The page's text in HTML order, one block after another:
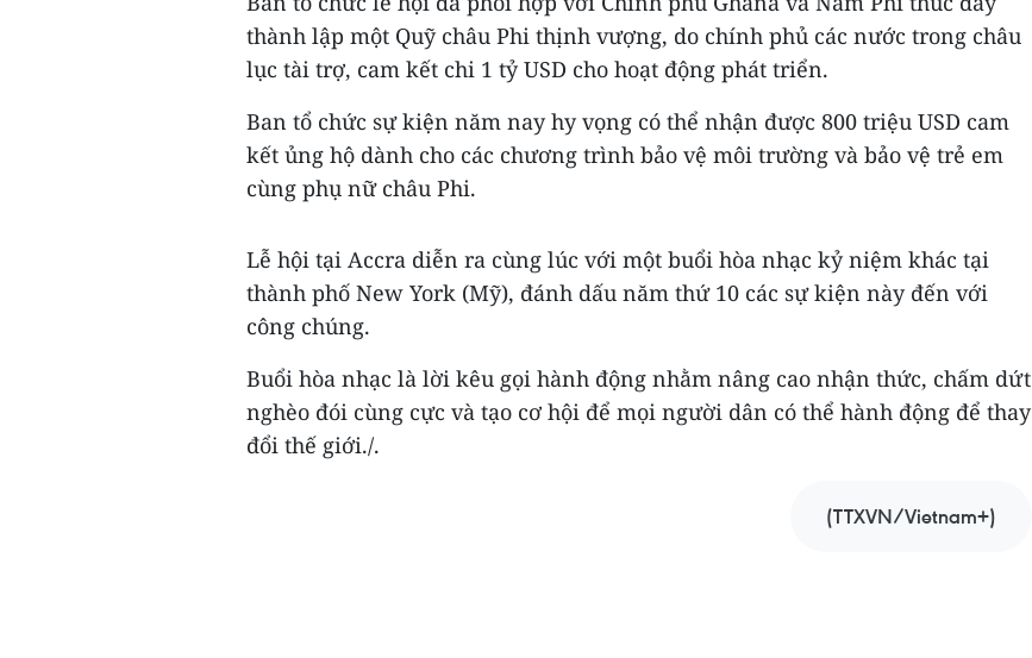
thành lập một Quỹ châu Phi thịnh vượng, do chính phủ các nước trong châu
lục tài trợ, cam kết chi 1 tỷ USD cho hoạt động phát triển.
Ban tổ chức sự kiện năm nay hy vọng có thể nhận được 800 triệu USD cam
kết ủng hộ dành cho các chương trình bảo vệ môi trường và bảo vệ trẻ em
cùng phụ nữ châu Phi.
Lễ hội tại Accra diễn ra cùng lúc với một buổi hòa nhạc kỷ niệm khác tại
thành phố New York (Mỹ), đánh dấu năm thứ 10 các sự kiện này đến với
công chúng.
Buổi hòa nhạc là lời kêu gọi hành động nhằm nâng cao nhận thức, chấm dứt
nghèo đói cùng cực và tạo cơ hội để mọi người dân có thể hành động để thay
đổi thế giới./.
(TTXVN/Vietnam+)